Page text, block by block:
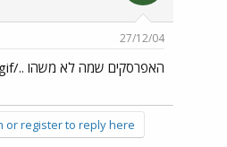
27/12/04
האפרסקים שמה לא משהו ../images/Emo8.gif
or register to reply here.